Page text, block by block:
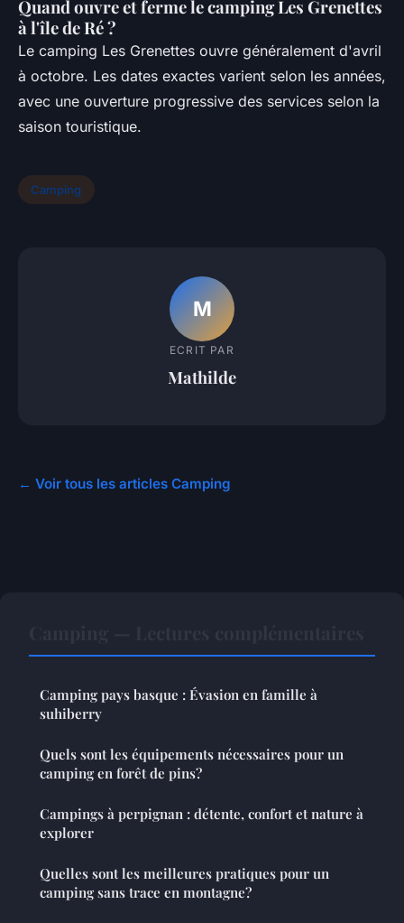
Quand ouvre et ferme le camping Les Grenettes
à l'île de Ré ?
Le camping Les Grenettes ouvre généralement d'avril
à octobre. Les dates exactes varient selon les années,
avec une ouverture progressive des services selon la
saison touristique.
Camping
M
ECRIT PAR
Mathilde
← Voir tous les articles Camping
Camping pays basque : Évasion en famille à
suhiberry
Quels sont les équipements nécessaires pour un
camping en forêt de pins?
Campings à perpignan : détente, confort et nature à
explorer
Quelles sont les meilleures pratiques pour un
camping sans trace en montagne?